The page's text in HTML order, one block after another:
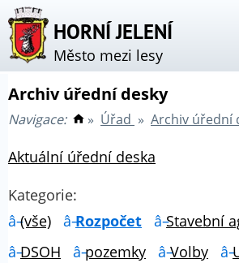
HORNÍ JELENÍ
Město mezi lesy
Archiv úřední desky
Navigace: » Úřad » Archiv úřední
Aktuální úřední deska
Kategorie:
(vše)
Rozpočet Stavební
DSOH
pozemky Volby